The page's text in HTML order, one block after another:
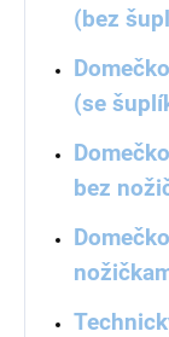
(bez
(se
bez